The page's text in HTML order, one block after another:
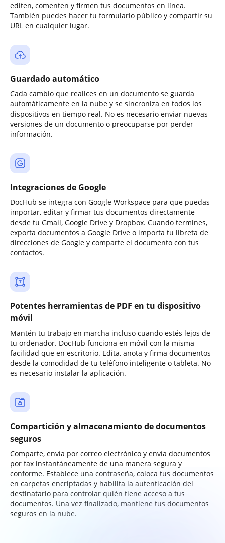
editen, comenten y firmen tus documentos en línea.
También puedes hacer tu formulario público y compartir su
URL en cualquier lugar.
Guardado automático
Cada cambio que realices en un documento se guarda
automáticamente en la nube y se sincroniza en todos los
dispositivos en tiempo real. No es necesario enviar nuevas
versiones de un documento o preocuparse por perder
información.
Integraciones de Google
DocHub se integra con Google Workspace para que puedas
importar, editar y firmar tus documentos directamente
desde tu Gmail, Google Drive y Dropbox. Cuando termines,
exporta documentos a Google Drive o importa tu libreta de
direcciones de Google y comparte el documento con tus
contactos.
Potentes herramientas de PDF en tu dispositivo
móvil
Mantén tu trabajo en marcha incluso cuando estés lejos de
tu ordenador. DocHub funciona en móvil con la misma
facilidad que en escritorio. Edita, anota y firma documentos
desde la comodidad de tu teléfono inteligente o tableta. No
es necesario instalar la aplicación.
Compartición y almacenamiento de documentos
seguros
Comparte, envía por correo electrónico y envía documentos
por fax instantáneamente de una manera segura y
conforme. Establece una contraseña, coloca tus documentos
en carpetas encriptadas y habilita la autenticación del
destinatario para controlar quién tiene acceso a tus
documentos. Una vez finalizado, mantiene tus documentos
seguros en la nube.